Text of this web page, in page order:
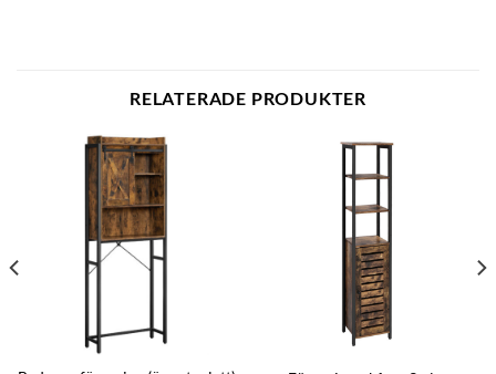
RELATERADE PRODUKTER